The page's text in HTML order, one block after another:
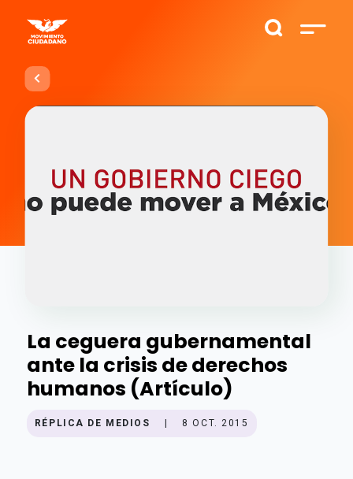
La ceguera gubernamental
ante la crisis de derechos
humanos (Artículo)
RÉPLICA DE MEDIOS 8 OCT. 2015